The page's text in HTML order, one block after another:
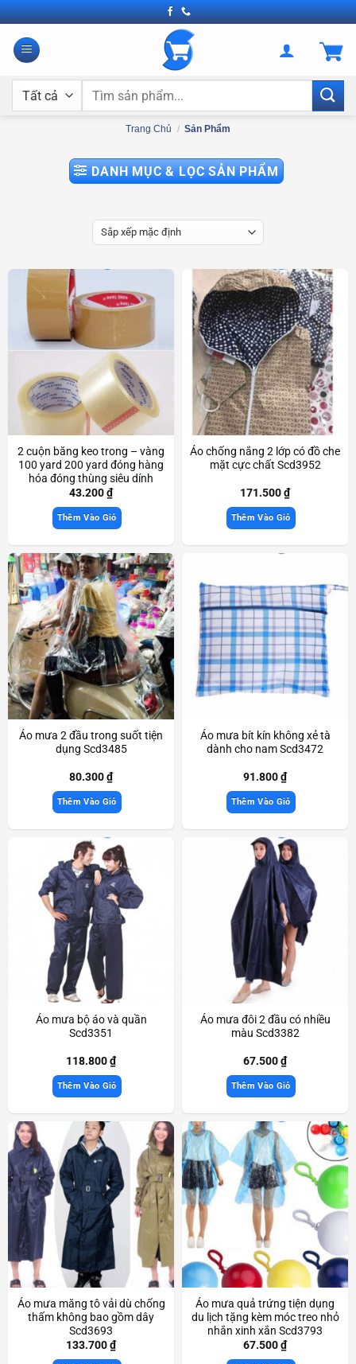
Bỏ
qua
nội
Tìm
Trang Chủ / Sản Phẩm
DANH MỤC & LỌC SẢN PHẨM
2 cuộn băng keo trong – vàng
100 yard 200 yard đóng hàng
hóa đóng thùng siêu dính
Scd3933
43.200₫
Thêm Vào Giỏ
Áo chống nắng 2 lớp có đồ che
mặt cực chất Scd3952
171.500₫
Thêm Vào Giỏ
Áo mưa 2 đầu trong suốt tiện
dụng Scd3485
80.300₫
Thêm Vào Giỏ
Áo mưa bít kín không xẻ tà
dành cho nam Scd3472
91.800₫
Thêm Vào Giỏ
Áo mưa bộ áo và quần
Scd3351
118.800₫
Thêm Vào Giỏ
Áo mưa đôi 2 đầu có nhiều
màu Scd3382
67.500₫
Thêm Vào Giỏ
Áo mưa măng tô vải dù chống
thấm không bao gồm dây
Scd3693
133.700₫
Áo mưa quả trứng tiện dụng
du lịch tặng kèm móc treo nhỏ
nhắn xinh xắn Scd3793
67.500₫